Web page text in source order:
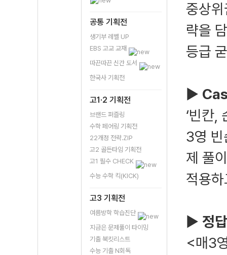
공통 기획전
생기부 레벨 UP
EBS 고교 교재
따끈따끈 신간 도서
한국사 기획전
고1·2 기획전
브랜드 퍼즐링
수학 페어링 기획전
22개정 전략.ZIP
고2 골든타임 기획전
고1 필수 CHECK
수능 수학 킥(KICK)
고3 기획전
여름방학 학습진단
지금은 문제풀이 타이밍
기출 북킷리스트
수능 기출 N회독
중상위
략을
등급
▶
‘빈칸,
3영
제 풀
적용
▶ 정
<매3